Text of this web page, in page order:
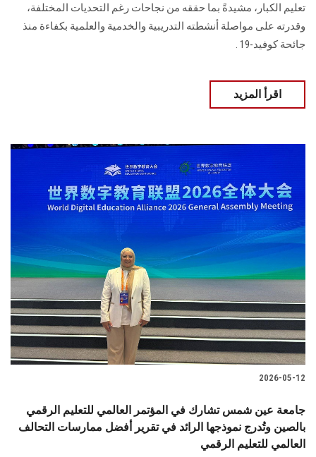
تعليم الكبار، مشيدةً بما حققه من نجاحات رغم التحديات المختلفة،
وقدرته على مواصلة أنشطته التدريبية والخدمية والعلمية بكفاءة منذ
جائحة كوفيد-19 .
اقرأ المزيد
2026-05-12
جامعة عين شمس تشارك في المؤتمر العالمي للتعليم الرقمي
بالصين وتُدرج نموذجها الرائد في تقرير أفضل ممارسات التحالف
العالمي للتعليم الرقمي